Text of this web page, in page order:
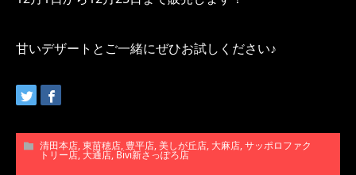
甘いデザートとご一緒にぜひお試しください♪
清田本店,東苗穂店, 豊平店,美しが丘店, 大麻店,サッポロファク
トリー店, 大通店,Bivi新さっぽろ店